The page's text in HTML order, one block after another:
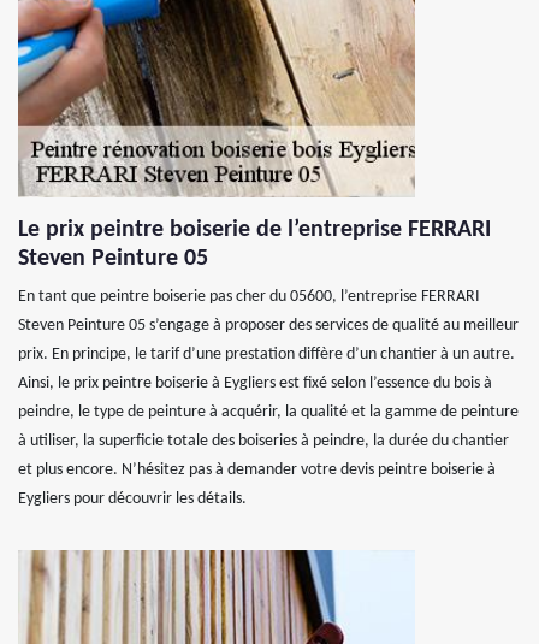
Le prix peintre boiserie de l’entreprise FERRARI
Steven Peinture 05
En tant que peintre boiserie pas cher du 05600, l’entreprise FERRARI
Steven Peinture 05 s’engage à proposer des services de qualité au meilleur
prix. En principe, le tarif d’une prestation diffère d’un chantier à un autre.
Ainsi, le prix peintre boiserie à Eygliers est fixé selon l’essence du bois à
peindre, le type de peinture à acquérir, la qualité et la gamme de peinture
à utiliser, la superficie totale des boiseries à peindre, la durée du chantier
et plus encore. N’hésitez pas à demander votre devis peintre boiserie à
Eygliers pour découvrir les détails.